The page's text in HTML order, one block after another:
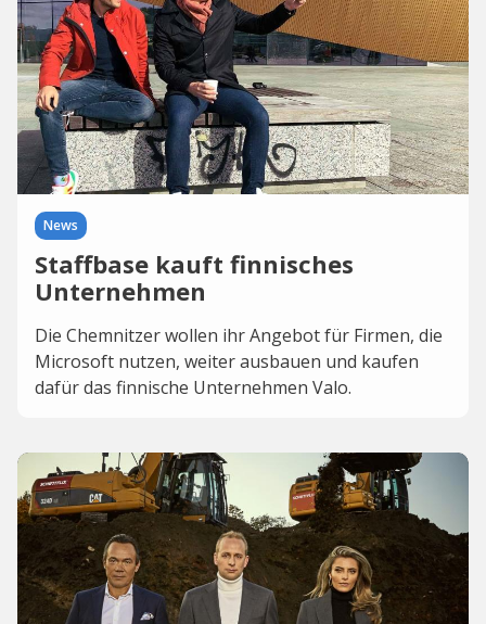
News
Staffbase kauft finnisches
Unternehmen
Die Chemnitzer wollen ihr Angebot für Firmen, die
Microsoft nutzen, weiter ausbauen und kaufen
dafür das finnische Unternehmen Valo.